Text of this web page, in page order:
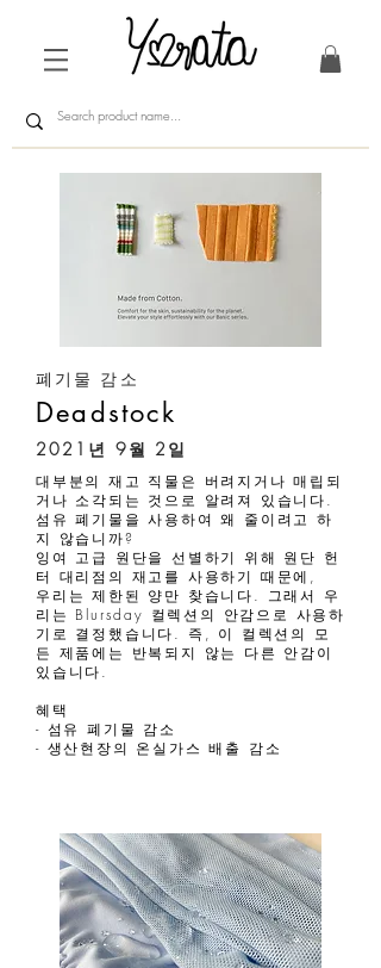
폐기물 감소
Deadstock
2021년 9월 2일
대부분의 재고 직물은 버려지거나 매립되
거나 소각되는 것으로 알려져 있습니다.
섬유 폐기물을 사용하여 왜 줄이려고 하
지 않습니까?
잉여 고급 원단을 선별하기 위해 원단 헌
터 대리점의 재고를 사용하기 때문에,
우리는 제한된 양만 찾습니다. 그래서 우
리는 Blursday 컬렉션의 안감으로 사용하
기로 결정했습니다. 즉, 이 컬렉션의 모
든 제품에는 반복되지 않는 다른 안감이
있습니다.
혜택
- 섬유 폐기물 감소
- 생산현장의 온실가스 배출 감소